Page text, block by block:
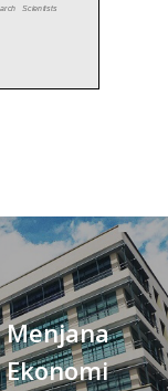
Menjana